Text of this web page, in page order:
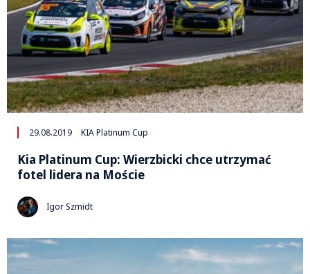
29.08.2019 KIA Platinum Cup
Kia Platinum Cup: Wierzbicki chce utrzymać
fotel lidera na Moście
Igor Szmidt